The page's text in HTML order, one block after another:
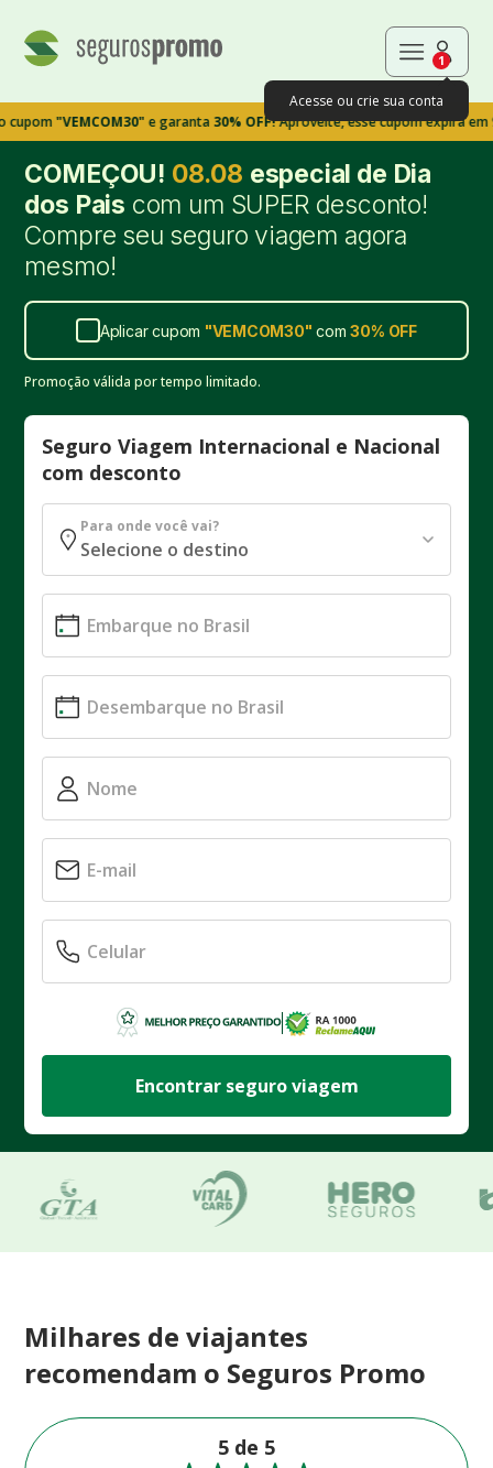
1
Acesse ou crie sua conta
"VEMCOM30"e garanta30% OFF!Aproveite, esse cupom expira em 9m39s
COMEÇOU! 08.08 especial de Dia
dos Pais com um SUPER desconto!
Compre seu seguro viagem agora
mesmo!
Aplicar cupom "VEMCOM30" com30% OFF
Promoção válida por tempo limitado.
Seguro Viagem Internacional e Nacional
com desconto
Para onde você vai?
Encontrar seguro viagem
Milhares de viajantes
recomendam o Seguros Promo
5 de 5